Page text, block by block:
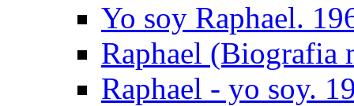
Yo soy Raphael.
Raphael (Biografia
Raphael - yo soy.